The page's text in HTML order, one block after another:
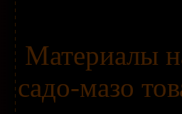
Материалы
садо-мазо